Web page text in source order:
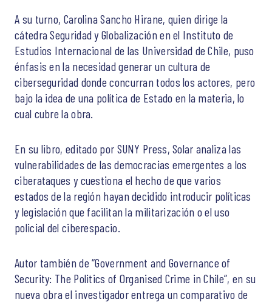
A su turno, Carolina Sancho Hirane, quien dirige la
cátedra Seguridad y Globalización en el Instituto de
Estudios Internacional de las Universidad de Chile, puso
énfasis en la necesidad generar un cultura de
ciberseguridad donde concurran todos los actores, pero
bajo la idea de una política de Estado en la materia, lo
cual cubre la obra.
En su libro, editado por SUNY Press, Solar analiza las
vulnerabilidades de las democracias emergentes a los
ciberataques y cuestiona el hecho de que varios
estados de la región hayan decidido introducir políticas
y legislación que facilitan la militarización o el uso
policial del ciberespacio.
Autor también de “Government and Governance of
Security: The Politics of Organised Crime in Chile”, en su
nueva obra el investigador entrega un comparativo de